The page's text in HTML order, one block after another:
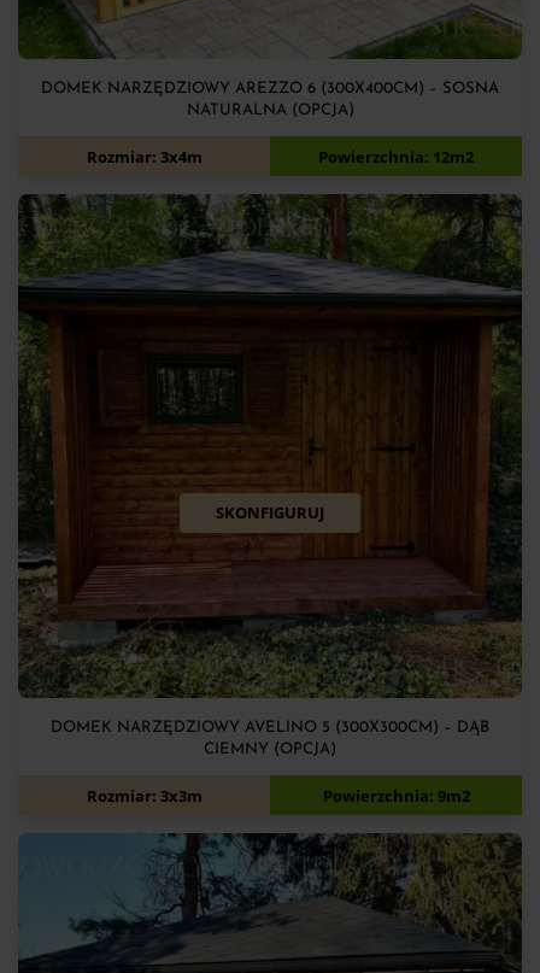
DOMEK NARZĘDZIOWY AREZZO 6 (300X400CM) – SOSNA
NATURALNA (OPCJA)
8 700zł
Rozmiar: 3x4m Powierzchnia: 12m2
SKONFIGURUJ
DOMEK NARZĘDZIOWY AVELINO 5 (300X300CM) – DĄB
CIEMNY (OPCJA)
6 900zł
Rozmiar: 3x3m Powierzchnia: 9m2